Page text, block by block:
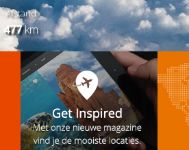
Afstand
477km